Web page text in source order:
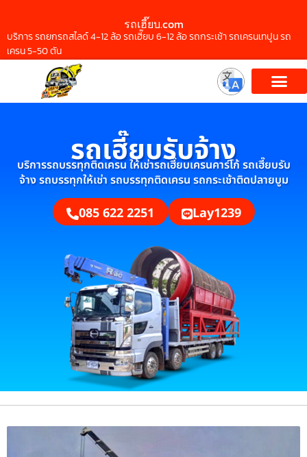
รถเฮี๊ยบ.com
บริการ รถยกรถสไลด์ 4-12 ล้อ รถเฮี๊ยบ 6-12 ล้อ รถกระเช้า รถเครนเทปูน รถ
เครน 5-50 ตัน
รถเฮี๊ยบรับจ้าง
บริการรถบรรทุกติดเครน ให้เช่ารถเฮี๊ยบเครนคาร์โก้ รถเฮี๊ยบรับ
จ้าง รถบรรทุกให้เช่า รถบรรทุกติดเครน รถกระเช้าติดปลายบูม
085 622 2251 Lay1239